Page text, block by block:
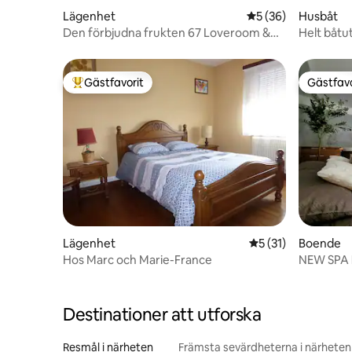
Lägenhet 5 av 5 i
5 (36)
Den förbjudna frukten 67 Loveroom &
Husbåt
Helt
Populär gästfavorit
Gästfavorit
Lägenhet 5 av 5 i
5 (31)
Hos Marc och Marie-France
Boende
NEW
Destinationer att utforska
Resmål i närheten Främsta sevärdheterna i närheten